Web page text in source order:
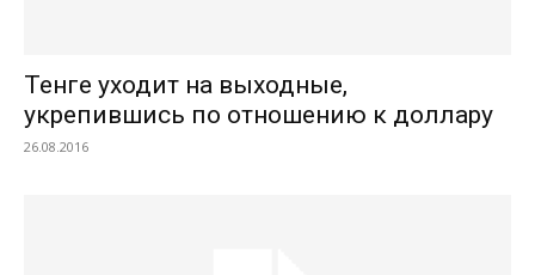
Тенге уходит на выходные,
укрепившись по отношению к доллару
26.08.2016